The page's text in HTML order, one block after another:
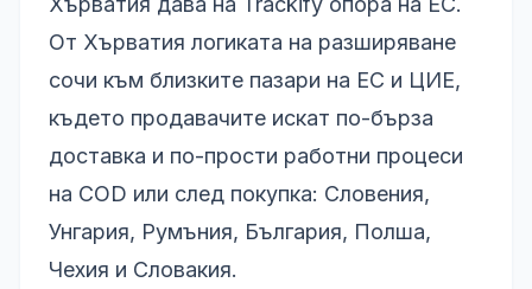
От Хърватия логиката на разширяване
сочи към близките пазари на ЕС и ЦИЕ,
където продавачите искат по-бърза
доставка и по-прости работни процеси
на COD или след покупка: Словения,
Унгария, Румъния, България, Полша,
Чехия и Словакия.